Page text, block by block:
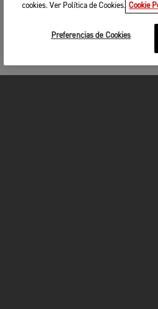
cookies. Ver Política de Cookies. Cookie
Preferencias de Cookies